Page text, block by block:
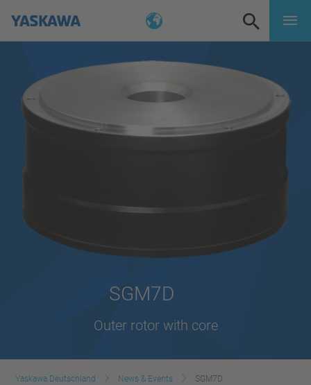
SGM7D
Outer rotor with core
Yaskawa Deutschland News & Events SGM7D